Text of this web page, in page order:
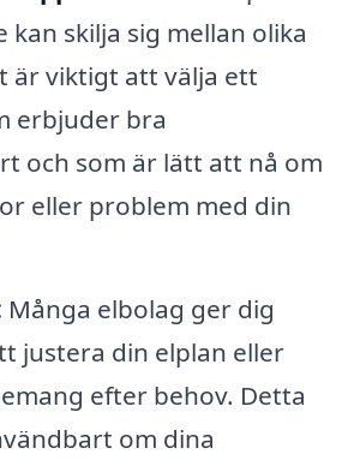
kan skilja sig mellan olika
är viktigt att välja ett
erbjuder bra
och som är lätt att nå om
eller problem med din
Många elbolag ger dig
justera din elplan eller
efter behov. Detta
om dina